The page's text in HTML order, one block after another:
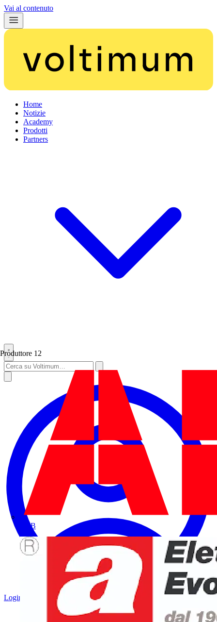
Vai al contenuto
Home
Notizie
Academy
Prodotti
Partners
Produttore 12
ABB
Login